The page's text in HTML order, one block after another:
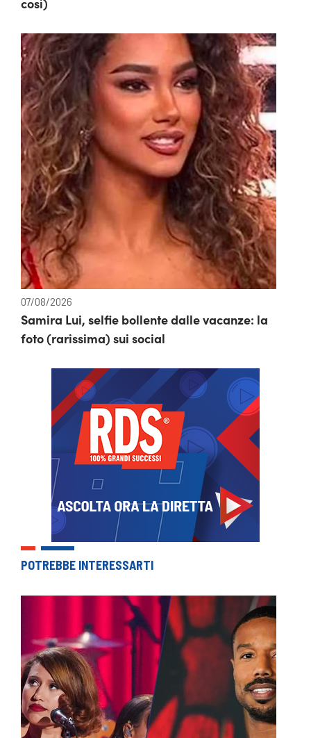
07/08/2026
Samira Lui, selfie bollente dalle vacanze: la
foto (rarissima) sui social
POTREBBE INTERESSARTI